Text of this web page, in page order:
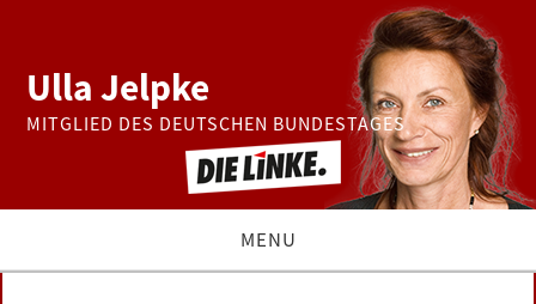
Ulla Jelpke
MITGLIED DES DEUTSCHEN BUNDESTAGES
MENU